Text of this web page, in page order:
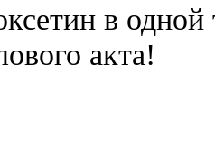
в одной
акта!